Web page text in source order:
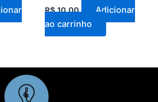
R$10,00
Adicionar
ao carrinho